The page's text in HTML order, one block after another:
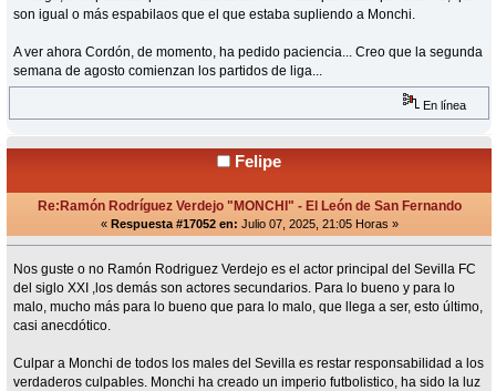
son igual o más espabilaos que el que estaba supliendo a Monchi.
A ver ahora Cordón, de momento, ha pedido paciencia... Creo que la segunda
semana de agosto comienzan los partidos de liga...
En línea
Felipe
Re:Ramón Rodríguez Verdejo "MONCHI" - El León de San Fernando
« Respuesta #17052 en: Julio 07, 2025, 21:05 Horas »
Nos guste o no Ramón Rodriguez Verdejo es el actor principal del Sevilla FC
del siglo XXI ,los demás son actores secundarios. Para lo bueno y para lo
malo, mucho más para lo bueno que para lo malo, que llega a ser, esto último,
casi anecdótico.
Culpar a Monchi de todos los males del Sevilla es restar responsabilidad a los
verdaderos culpables. Monchi ha creado un imperio futbolistico, ha sido la luz